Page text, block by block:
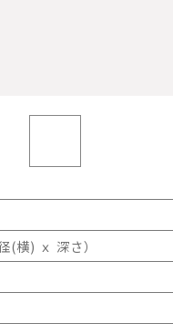
(横) ｘ 深さ）